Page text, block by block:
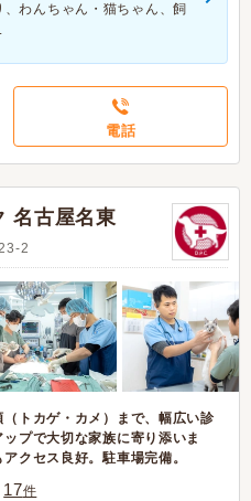
わんちゃん・猫ちゃん、飼
電話
名古屋名東
2
トカゲ・カメ）まで、幅広い診
プで大切な家族に寄り添いま
クセス良好。駐車場完備。
17件